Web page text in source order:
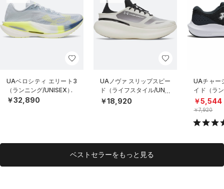
UAベロシティ エリート3
（ランニング/UNISEX）
￥32,890
UAノヴァ スリップスピー
ド（ライフスタイル/UNIS
EX）
￥18,920
UAチャー
イド（ラ
N）
￥5,544
￥7,920
ベストセラーをもっと見る